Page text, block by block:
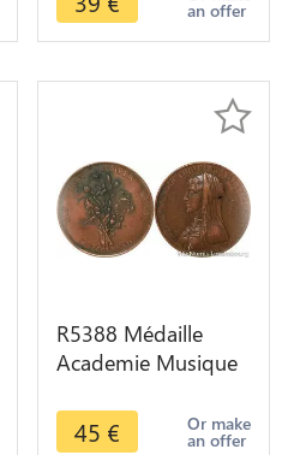
1819 -> Make offer
an offer
R5388 Médaille
Academie Musique
Clémence Isaure
1882 -> Make offer
45 € Or make
an offer